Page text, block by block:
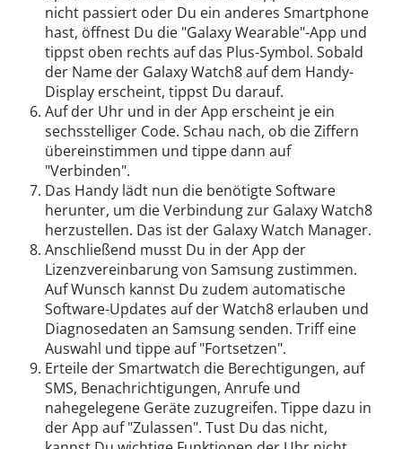
nicht passiert oder Du ein anderes Smartphone
hast, öffnest Du die "Galaxy Wearable"-App und
tippst oben rechts auf das Plus-Symbol. Sobald
der Name der Galaxy Watch8 auf dem Handy-
Display erscheint, tippst Du darauf.
Auf der Uhr und in der App erscheint je ein
sechsstelliger Code. Schau nach, ob die Ziffern
übereinstimmen und tippe dann auf
"Verbinden".
Das Handy lädt nun die benötigte Software
herunter, um die Verbindung zur Galaxy Watch8
herzustellen. Das ist der Galaxy Watch Manager.
Anschließend musst Du in der App der
Lizenzvereinbarung von Samsung zustimmen.
Auf Wunsch kannst Du zudem automatische
Software-Updates auf der Watch8 erlauben und
Diagnosedaten an Samsung senden. Triff eine
Auswahl und tippe auf "Fortsetzen".
Erteile der Smartwatch die Berechtigungen, auf
SMS, Benachrichtigungen, Anrufe und
nahegelegene Geräte zuzugreifen. Tippe dazu in
der App auf "Zulassen". Tust Du das nicht,